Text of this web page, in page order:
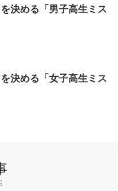
決める「男子高生ミス
決める「女子高生ミス